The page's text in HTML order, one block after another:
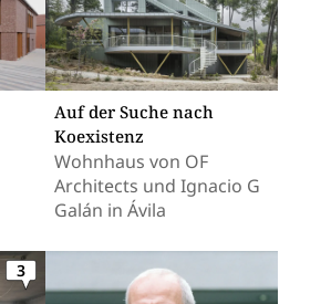
Auf der Suche nach
Koexistenz
Wohnhaus von OF
Architects und Ignacio G
Galán in Ávila
3